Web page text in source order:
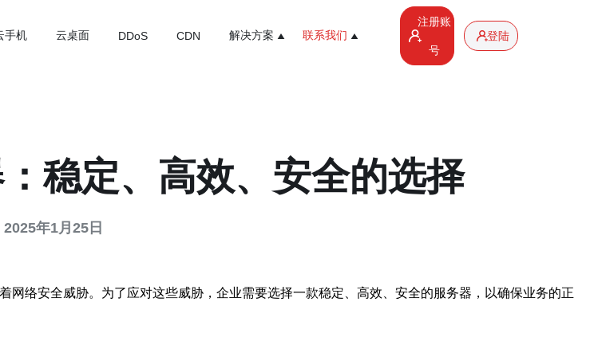
手机 云桌面 DDoS CDN 解决方案 联系我们
注册账
号
登陆
稳定、高效、安全的选择
2025年1月25日
络安全威胁。为了应对这些威胁，企业需要选择一款稳定、高效、安全的服务器，以确保业务的正